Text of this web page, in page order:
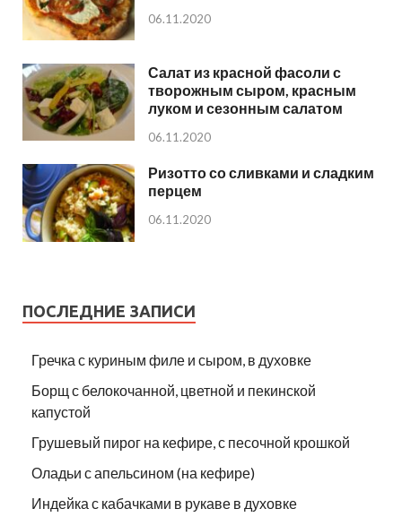
06.11.2020
Салат из красной фасоли с
творожным сыром, красным
луком и сезонным салатом
06.11.2020
Ризотто со сливками и сладким
перцем
06.11.2020
ПОСЛЕДНИЕ ЗАПИСИ
Гречка с куриным филе и сыром, в духовке
Борщ с белокочанной, цветной и пекинской
капустой
Грушевый пирог на кефире, с песочной крошкой
Оладьи с апельсином (на кефире)
Индейка с кабачками в рукаве в духовке